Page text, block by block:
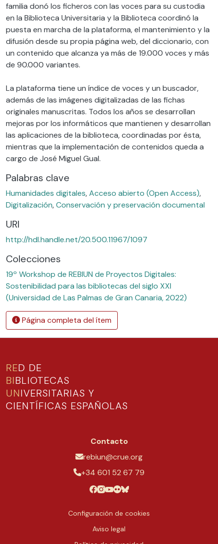
familia donó los ficheros con las voces para su custodia
en la Biblioteca Universitaria y la Biblioteca coordinó la
puesta en marcha de la plataforma, el mantenimiento y la
difusión desde su propia página web, del diccionario, con
un contenido que alcanza ya más de 19.000 voces y más
de 90.000 variantes.
La plataforma tiene un índice de voces y un buscador,
además de las imágenes digitalizadas de las fichas
originales manuscritas. Todos los años se desarrollan
mejoras por los informáticos que mantienen y desarrollan
las aplicaciones de la biblioteca, coordinadas por ésta,
mientras que la implementación de contenidos queda a
cargo de José Miguel Gual.
Palabras clave
Humanidades digitales,Acceso abierto (Open Access),
Digitalización,Conservación y preservación documental
URI
http://hdl.handle.net/20.500.11967/1097
Colecciones
19º Workshop de REBIUN de Proyectos Digitales:
Sostenibilidad para las bibliotecas del siglo XXI
(Universidad de Las Palmas de Gran Canaria, 2022)
Página completa del ítem
RED DE
BIBLIOTECAS
UNIVERSITARIAS Y
CIENTÍFICAS ESPAÑOLAS
Contacto
rebiun@crue.org
+34 601 52 67 79
Configuración de cookies
Aviso legal